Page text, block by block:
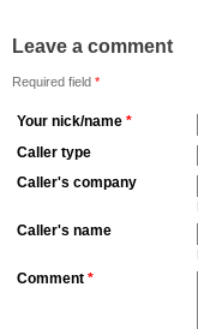
Leave a comment
Required field *
Your nick/name *
Caller type
Caller's company
Caller's name
Comment *